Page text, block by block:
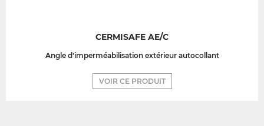
CERMISAFE AE/C
Angle d'imperméabilisation extérieur autocollant
VOIR CE PRODUIT